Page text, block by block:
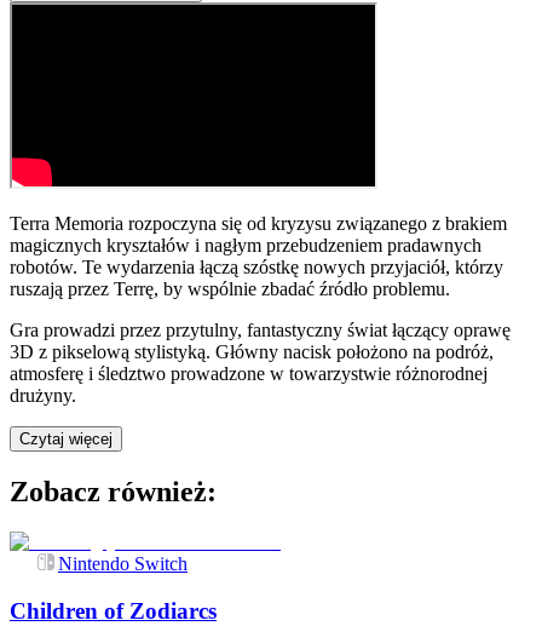
Terra Memoria rozpoczyna się od kryzysu związanego z brakiem
magicznych kryształów i nagłym przebudzeniem pradawnych
robotów. Te wydarzenia łączą szóstkę nowych przyjaciół, którzy
ruszają przez Terrę, by wspólnie zbadać źródło problemu.
Gra prowadzi przez przytulny, fantastyczny świat łączący oprawę
3D z pikselową stylistyką. Główny nacisk położono na podróż,
atmosferę i śledztwo prowadzone w towarzystwie różnorodnej
drużyny.
Czytaj więcej
Zobacz również:
Nintendo Switch
Children of Zodiarcs